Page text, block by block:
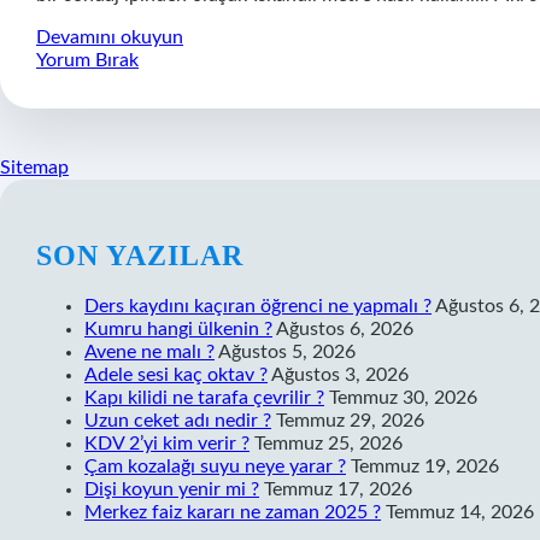
Devamını okuyun
Yorum Bırak
Sitemap
SON YAZILAR
Ders kaydını kaçıran öğrenci ne yapmalı ?Ağustos 6,
Kumru hangi ülkenin ?Ağustos 6, 2026
Avene ne malı ?Ağustos 5, 2026
Adele sesi kaç oktav ?Ağustos 3, 2026
Kapı kilidi ne tarafa çevrilir ? Temmuz 30, 2026
Uzun ceket adı nedir ? Temmuz 29, 2026
KDV 2’yi kim verir ? Temmuz 25, 2026
Çam kozalağı suyu neye yarar ? Temmuz 19, 2026
Dişi koyun yenir mi ? Temmuz 17, 2026
Merkez faiz kararı ne zaman 2025 ? Temmuz 14, 2026